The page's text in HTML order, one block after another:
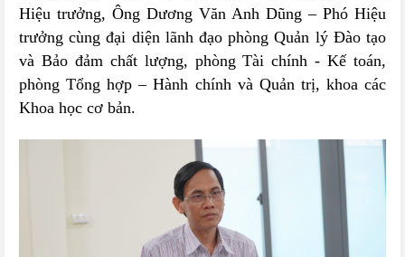
Hiệu trưởng, Ông Dương Văn Anh Dũng – Phó Hiệu
trưởng cùng đại diện lãnh đạo phòng Quản lý Đào tạo
và Bảo đảm chất lượng, phòng Tài chính - Kế toán,
phòng Tổng hợp – Hành chính và Quản trị, khoa các
Khoa học cơ bản.